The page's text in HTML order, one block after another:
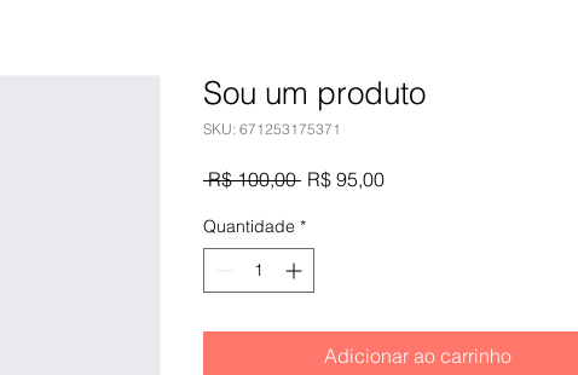
Sou um produto
SKU: 671253175371
R$ 100,00 Preço
R$ 95,00Preço
Quantidade *
Adicionar ao carrinho